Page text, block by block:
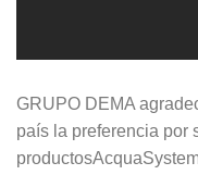
GRUPO DEMA
país la preferencia por